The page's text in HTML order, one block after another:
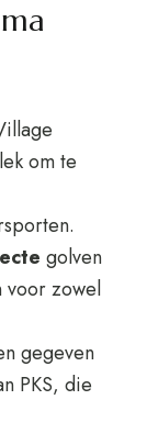
om te
golven
voor zowel
gegeven
PKS, die